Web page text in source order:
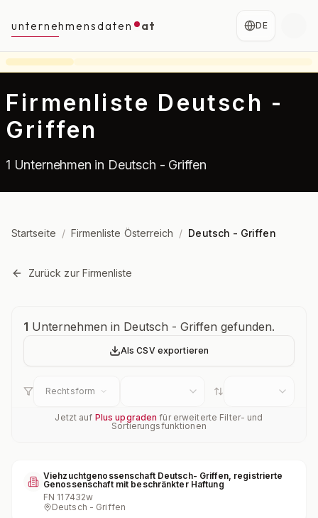
unternehmensdaten at DE
Firmenliste Deutsch -
Griffen
1 Unternehmen in Deutsch - Griffen
Startseite / Firmenliste Österreich / Deutsch - Griffen
Zurück zur Firmenliste
Unternehmensübersicht
1 Unternehmen in Deutsch - Griffen gefunden.
Als CSV exportieren
Rechtsform
Jetzt auf Plus upgraden für erweiterte Filter- und
Sortierungsfunktionen
Viehzuchtgenossenschaft Deutsch- Griffen, registrierte
Genossenschaft mit beschränkter Haftung
FN 117432w
Deutsch - Griffen